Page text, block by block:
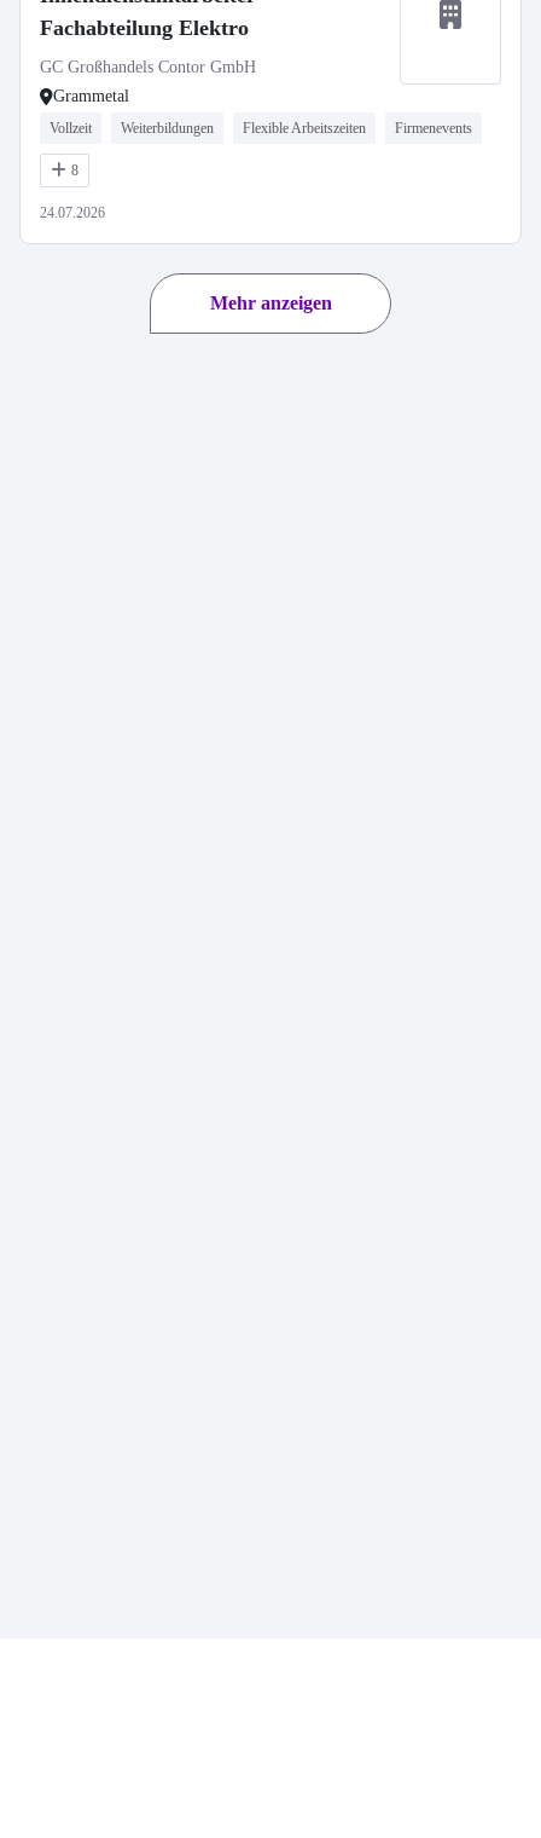
Fachabteilung Elektro
GC Großhandels Contor GmbH
Grammetal
Vollzeit Weiterbildungen Flexible Arbeitszeiten Firmenevents
8
24.07.2026
Mehr anzeigen